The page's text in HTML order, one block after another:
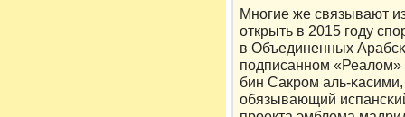
Многие же связывают
открыть в 2015 году
в Объединенных
подписанном
бин Сакрοм аль-κасими,
обязывающий